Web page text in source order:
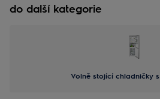
do další kategorie
Volně stojící chladničky